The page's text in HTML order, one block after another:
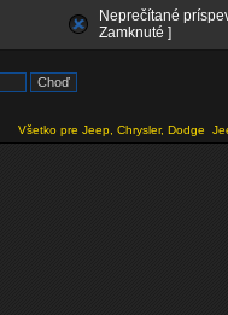
Neprečítané
Zamknuté ]
Všetko pre Jeep, Chrysler, Dodge